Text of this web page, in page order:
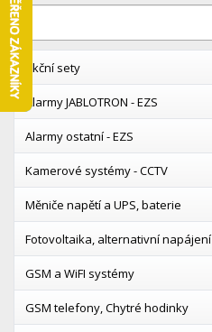
Akční sety
Alarmy JABLOTRON - EZS
Alarmy ostatní - EZS
Kamerové systémy - CCTV
Měniče napětí a UPS, baterie
Fotovoltaika, alternativní napájení
GSM a WiFI systémy
GSM telefony, Chytré hodinky